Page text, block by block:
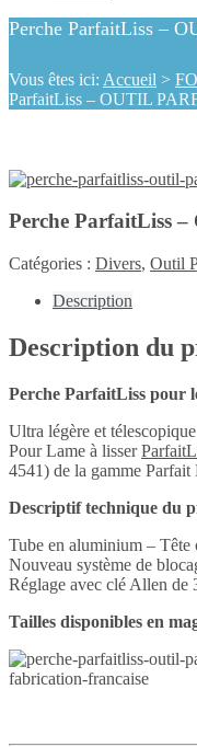
Perche ParfaitLiss –
Vous êtes ici: Accueil >
ParfaitLiss – OUTIL
Perche ParfaitLiss
Catégories : Divers, Outil
Description
Description du
Perche ParfaitLiss pour
Ultra légère et télescopique
Pour Lame à lisser
4541) de la gamme Parfait
Descriptif technique du
Tube en aluminium – Tête
Nouveau système de
Réglage avec clé Allen de
Tailles disponibles en